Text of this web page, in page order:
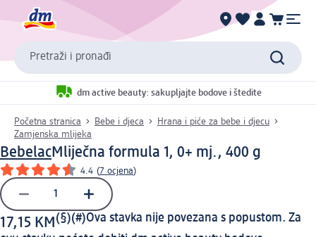
Pretraži i pronađi
dm active beauty: sakupljajte bodove i štedite
Početna stranica Bebe i djeca
Hrana i piće za bebe i djecu
Zamjenska mlijeka
BebelacMliječna formula 1, 0+ mj., 400 g
4.4 (7 ocjena)
17,15 KM(§)(#)Ova stavka nije povezana s popustom. Za